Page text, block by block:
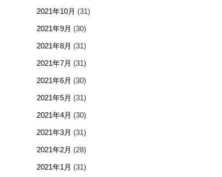
2021年10月 (31)
2021年9月 (30)
2021年8月 (31)
2021年7月 (31)
2021年6月 (30)
2021年5月 (31)
2021年4月 (30)
2021年3月 (31)
2021年2月 (28)
2021年1月 (31)